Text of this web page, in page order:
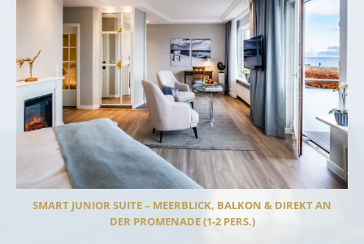
SMART JUNIOR SUITE – MEERBLICK, BALKON & DIREKT AN
DER PROMENADE (1-2 PERS.)